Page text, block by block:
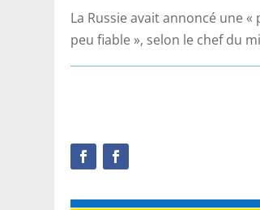
La Russie avait annoncé une
peu fiable », selon le chef du